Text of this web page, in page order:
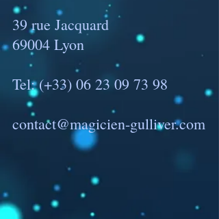
39 rue Jacquard
69004 Lyon
Tel: (+33) 06 23 09 73 98
contact@magicien-gulliver.com